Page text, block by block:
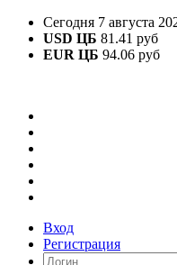
Сегодня 7 августа
USD ЦБ 81.41 руб
EUR ЦБ 94.06 руб
Вход
Регистрация